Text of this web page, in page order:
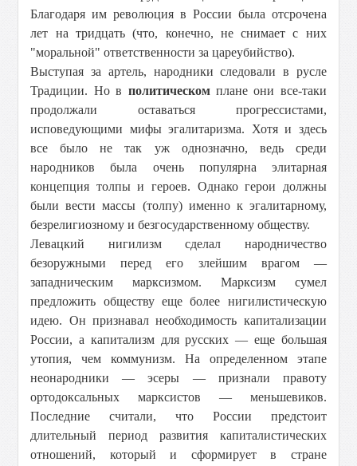
Благодаря им революция в России была отсрочена
лет на тридцать (что, конечно, не снимает с них
"моральной" ответственности за цареубийство).
Выступая за артель, народники следовали в русле
Традиции. Но в политическомплане они все-таки
продолжали оставаться прогрессистами,
исповедующими мифы эгалитаризма. Хотя и здесь
все было не так уж однозначно, ведь среди
народников была очень популярна элитарная
концепция толпы и героев. Однако герои должны
были вести массы (толпу) именно к эгалитарному,
безрелигиозному и безгосударственному обществу.
Левацкий нигилизм сделал народничество
безоружными перед его злейшим врагом —
западническим марксизмом. Марксизм сумел
предложить обществу еще более нигилистическую
идею. Он признавал необходимость капитализации
России, а капитализм для русских — еще большая
утопия, чем коммунизм. На определенном этапе
неонародники — эсеры — признали правоту
ортодоксальных марксистов — меньшевиков.
Последние считали, что России предстоит
длительный период развития капиталистических
отношений, который и сформирует в стране